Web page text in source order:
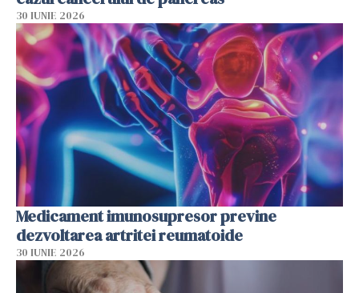
30 IUNIE 2026
Medicament imunosupresor previne
dezvoltarea artritei reumatoide
30 IUNIE 2026